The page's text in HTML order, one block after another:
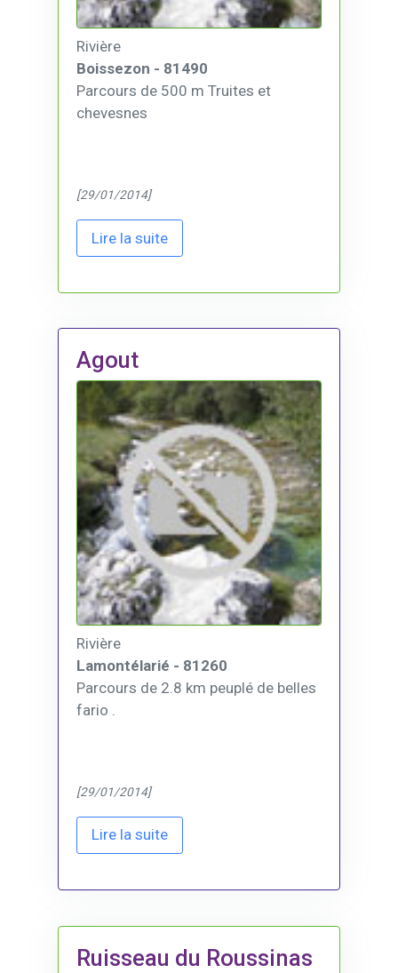
Rivière
Boissezon - 81490
Parcours de 500 m Truites et
chevesnes
[29/01/2014]
Lire la suite
Agout
Rivière
Lamontélarié - 81260
Parcours de 2.8 km peuplé de belles
fario .
[29/01/2014]
Lire la suite
Ruisseau du Roussinas